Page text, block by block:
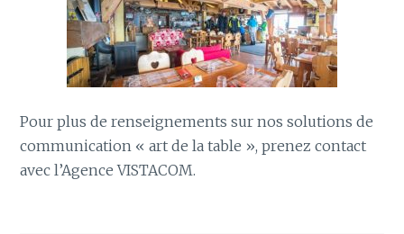
Pour plus de renseignements sur nos solutions de
communication « art de la table », prenez contact
avec l’Agence VISTACOM.